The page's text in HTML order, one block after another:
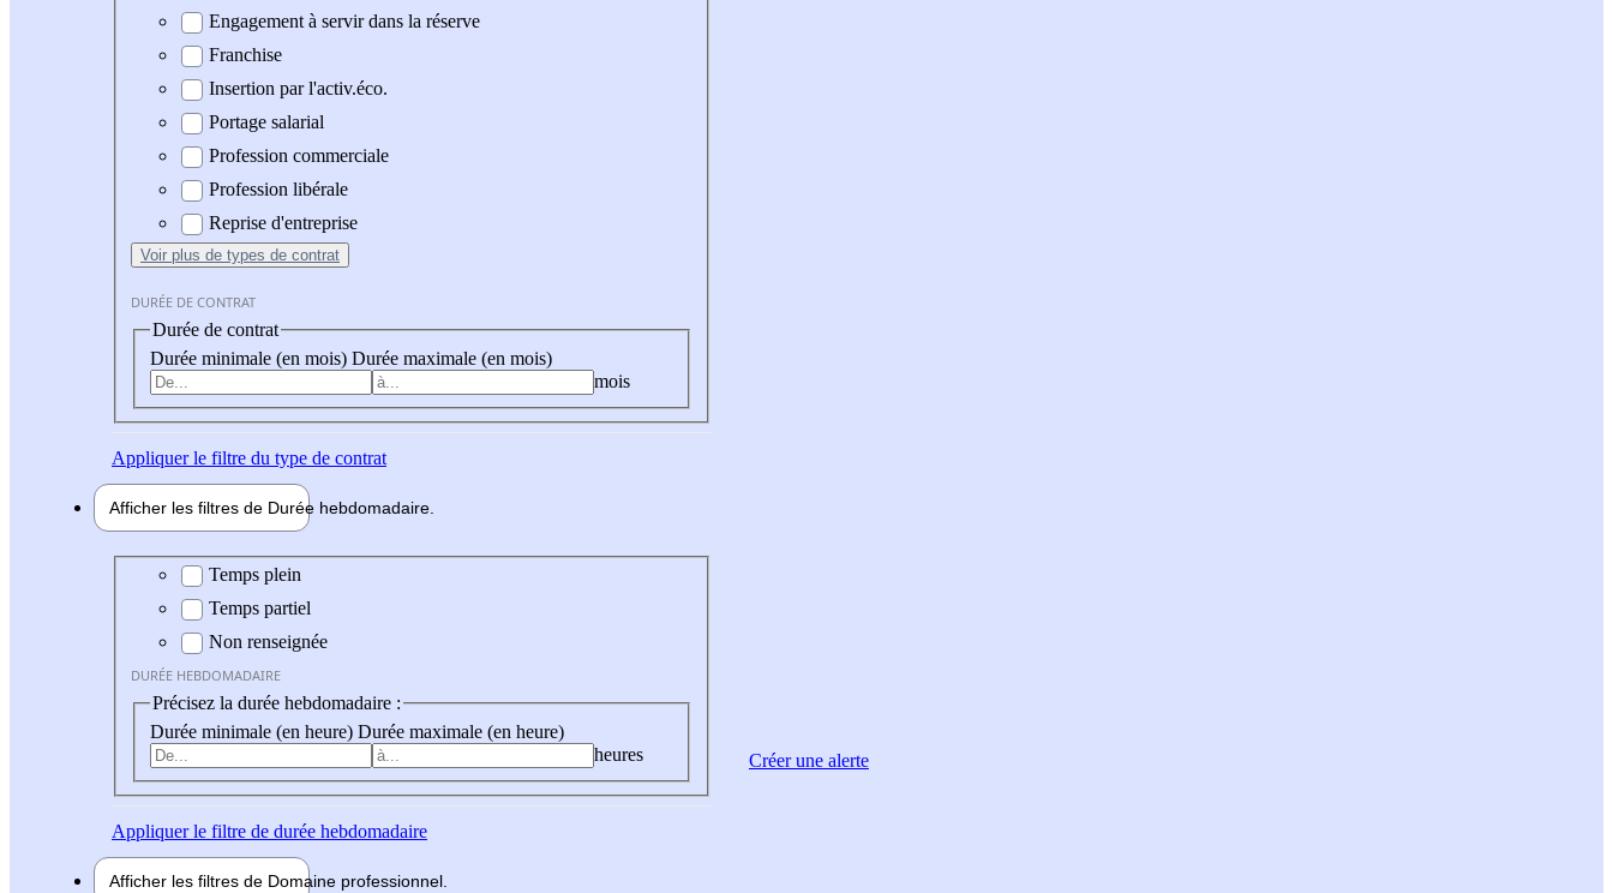
Engagement à servir dans la réserve
Franchise
Insertion par l'activ.éco.
Portage salarial
Profession commerciale
Profession libérale
Reprise d'entreprise
Voir plus de types de contrat
DURÉE DE CONTRAT
Durée de contrat
Durée minimale (en mois) Durée maximale (en mois)
mois
Appliquerle filtre du type de contrat
Afficher les filtres de Durée hebdomadaire
Durée hebdomadaire
Temps plein
Temps partiel
Non renseignée
DURÉE HEBDOMADAIRE
Précisez la durée hebdomadaire :
Durée minimale (en heure) Durée maximale (en heure)
heures
Appliquerle filtre de durée hebdomadaire
Afficher les filtres de Domaine professionnel
Créer une alerte